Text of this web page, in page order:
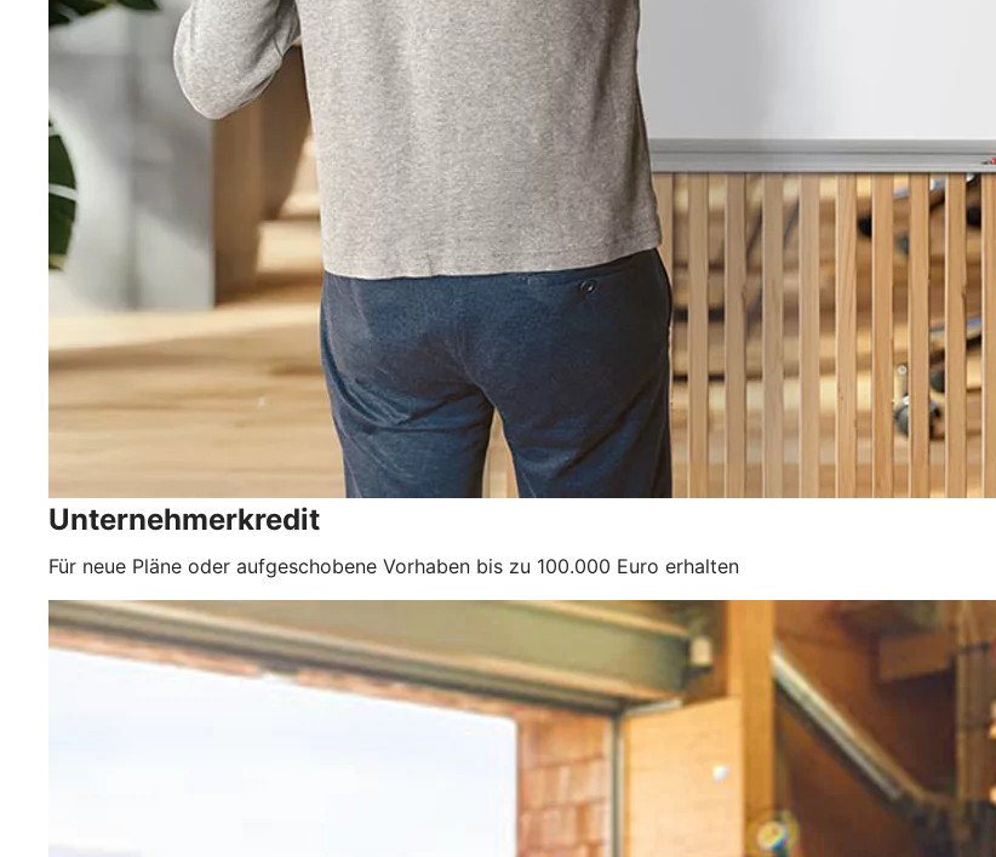
Unternehmerkredit
Für neue Pläne oder aufgeschobene Vorhaben bis zu 100.000 Euro erhalten